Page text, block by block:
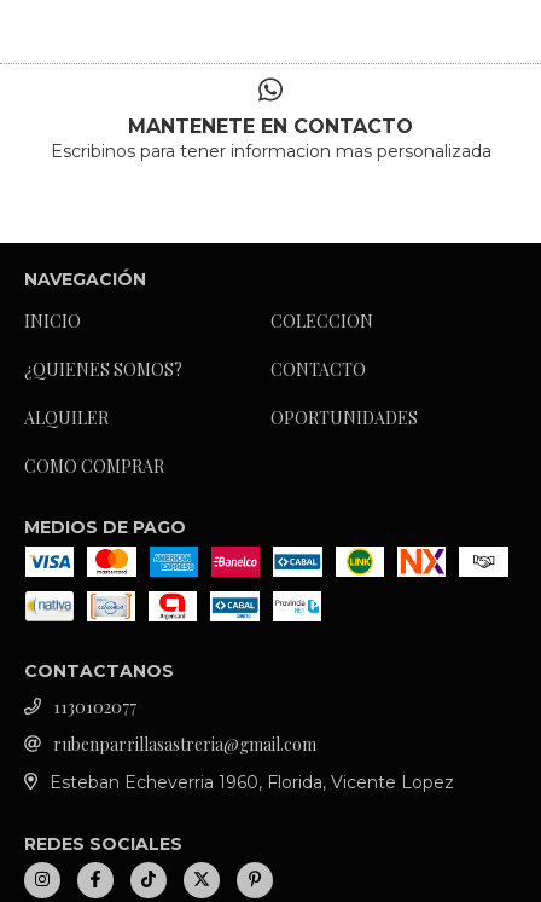
MANTENETE EN CONTACTO
Escribinos para tener informacion mas personalizada
NAVEGACIÓN
INICIO COLECCION
¿QUIENES SOMOS? CONTACTO
ALQUILER OPORTUNIDADES
COMO COMPRAR
MEDIOS DE PAGO
CONTACTANOS
1130102077
rubenparrillasastreria@gmail.com
Esteban Echeverria 1960, Florida, Vicente Lopez
REDES SOCIALES